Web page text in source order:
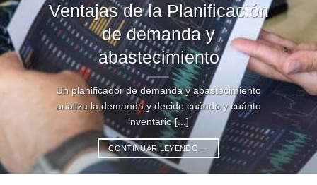
Ventajas de la Planificación
de demanda y
abastecimiento
Un planificador de demanda y abastecimiento
analiza la demanda y decide cuándo y cuánto
inventario [...]
CONTINUAR LEYENDO →